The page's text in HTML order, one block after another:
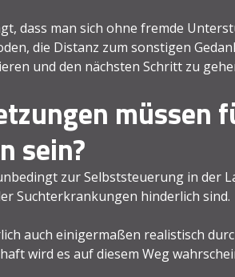
dass man sich ohne fremde
die Distanz zum sonstigen
und den nächsten Schritt zu
müssen
sein?
zur Selbststeuerung in der
Suchterkrankungen hinderlich sind.
auch einigermaßen realistisch
wird es auf diesem Weg